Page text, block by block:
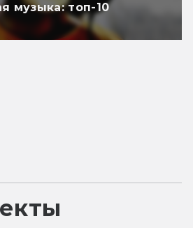
музыка: топ-10